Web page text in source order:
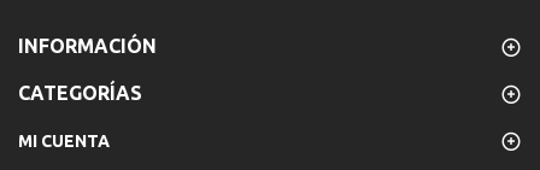
INFORMACIÓN
CATEGORÍAS
MI CUENTA